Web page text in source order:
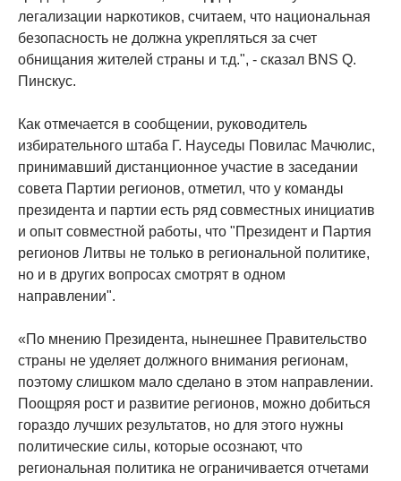
легализации наркотиков, считаем, что национальная
безопасность не должна укрепляться за счет
обнищания жителей страны и т.д.", - сказал BNS Q.
Пинскус.
Как отмечается в сообщении, руководитель
избирательного штаба Г. Науседы Повилас Мачюлис,
принимавший дистанционное участие в заседании
cовета Партии регионов, отметил, что у команды
президента и партии есть ряд совместных инициатив
и опыт совместной работы, что "Президент и Партия
регионов Литвы не только в региональной политике,
но и в других вопросах смотрят в одном
направлении".
«По мнению Президента, нынешнее Правительство
страны не уделяет должного внимания регионам,
поэтому слишком мало сделано в этом направлении.
Поощряя рост и развитие регионов, можно добиться
гораздо лучших результатов, но для этого нужны
политические силы, которые осознают, что
региональная политика не ограничивается отчетами